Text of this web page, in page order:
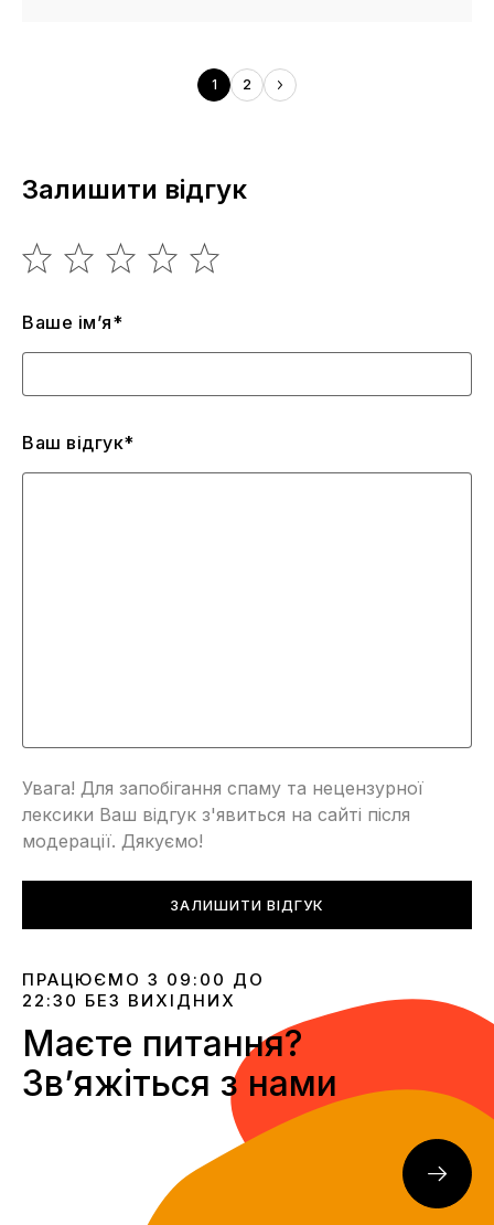
1 2
Залишити відгук
Ваше ім’я*
Ваш відгук*
Увага! Для запобігання спаму та нецензурної
лексики Ваш відгук з'явиться на сайті після
модерації. Дякуємо!
ЗАЛИШИТИ ВІДГУК
ПРАЦЮЄМО З 09:00 ДО
22:30 БЕЗ ВИХІДНИХ
Маєте питання?
Звʼяжіться з нами